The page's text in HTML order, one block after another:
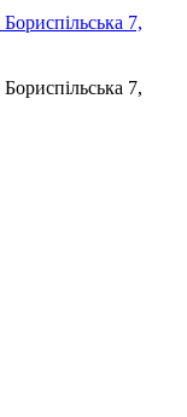
7,
7,